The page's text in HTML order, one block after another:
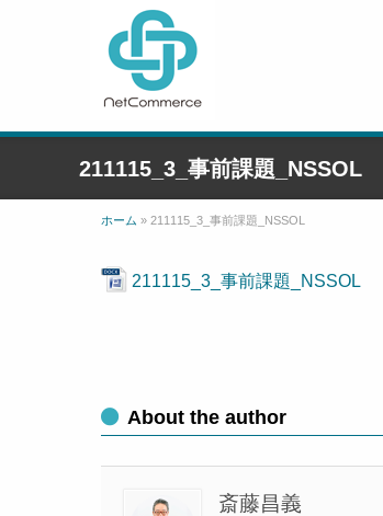
211115_3_事前課題_NSSOL
ホーム » 211115_3_事前課題_NSSOL
211115_3_事前課題_NSSOL
About the author
斎藤昌義